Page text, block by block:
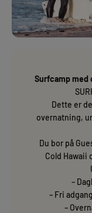
Surfcamp med
Dette er
overnatning,
Du bor på
Cold
–
– Fri
–